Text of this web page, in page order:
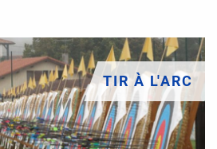
TIR À L'ARC